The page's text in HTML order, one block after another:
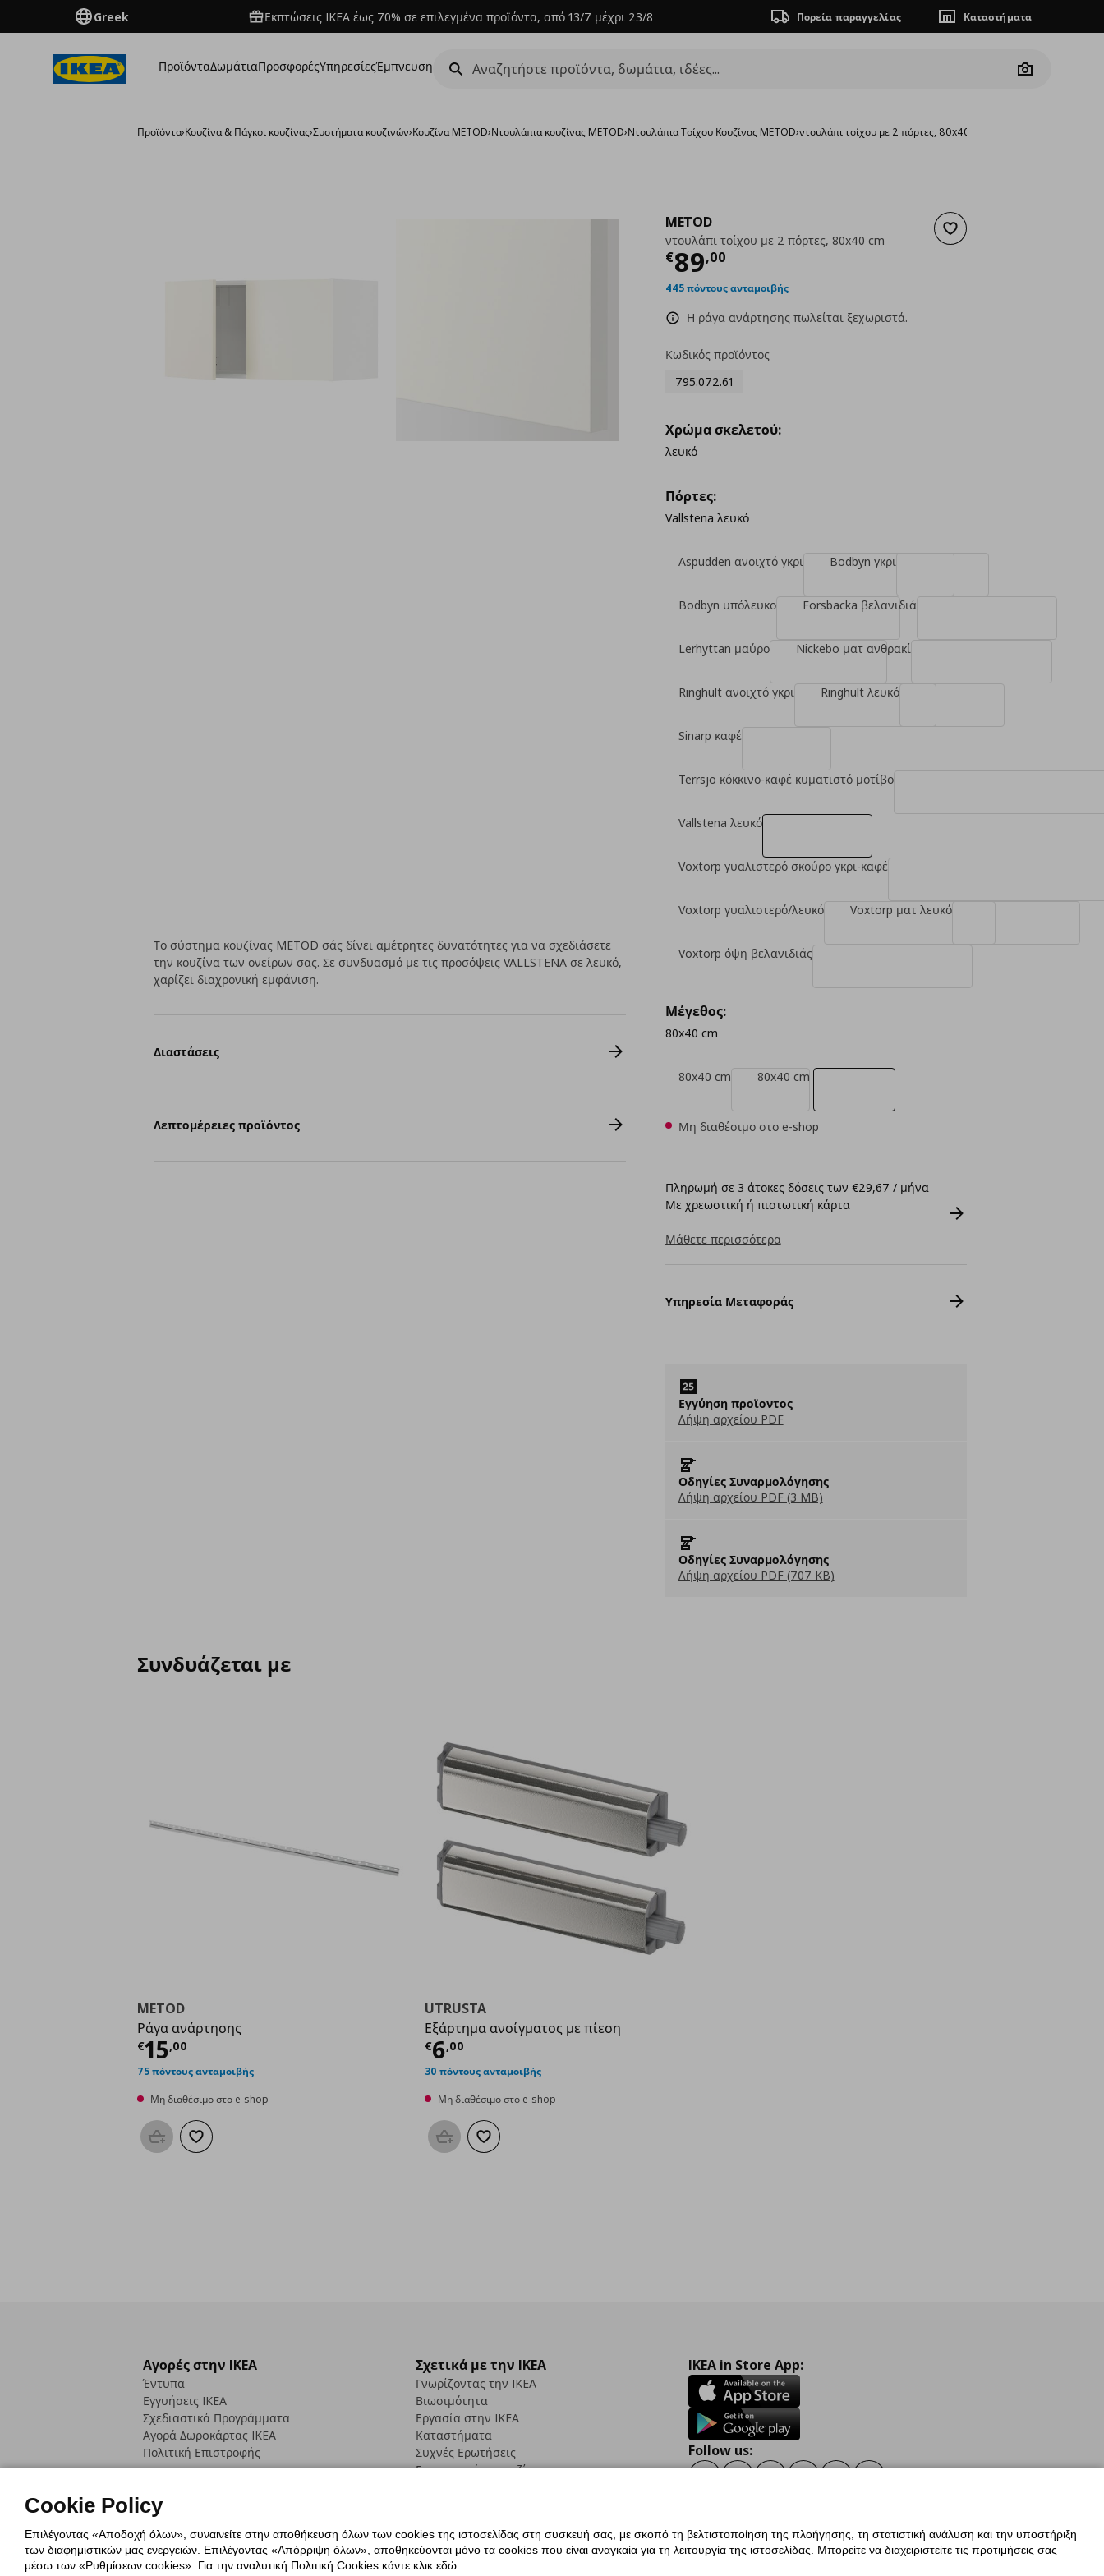
Greek Εκπτώσεις IKEA έως 70% σε επιλεγμένα προϊόντα, από 13/7 μέχρι 23/8 Πορεία παραγγελίας Καταστήματα
ΠροϊόνταΔωμάτιαΠροσφορέςΥπηρεσίεςΈμπνευση
Camera
Προϊόντα›Κουζίνα & Πάγκοι κουζίνας›Συστήματα κουζινών›Κουζίνα METOD›Ντουλάπια κουζίνας METOD›Ντουλάπια Τοίχου Κουζίνας METOD›ντουλάπι τοίχου με 2 πόρτες, 80x40 cm
Προσθήκη στα αγαπημένα
METOD
ντουλάπι τοίχου με 2 πόρτες, 80x40 cm
€89,00
Τρέχουσα τιμή
445 πόντους ανταμοιβής
Η ράγα ανάρτησης πωλείται ξεχωριστά.
Κωδικός προϊόντος
795.072.61
Χρώμα σκελετού:
λευκό
Πόρτες:
Vallstena λευκό
Aspudden ανοιχτό γκρι Bodbyn γκρι
Bodbyn υπόλευκο Forsbacka βελανιδιά
Lerhyttan μαύρο Nickebo ματ ανθρακί
Ringhult ανοιχτό γκρι Ringhult λευκό
Sinarp καφέ
Terrsjo κόκκινο-καφέ κυματιστό μοτίβο
Vallstena λευκό
Voxtorp γυαλιστερό σκούρο γκρι-καφέ
Voxtorp γυαλιστερό/λευκό Voxtorp ματ λευκό
Voxtorp όψη βελανιδιάς
Μέγεθος:
80x40 cm
80x40 cm 80x40 cm
Μη διαθέσιμο στο e-shop
Πληρωμή σε 3 άτοκες δόσεις των €29,67 / μήνα
Με χρεωστική ή πιστωτική κάρτα
Μάθετε περισσότερα
Υπηρεσία Μεταφοράς
Εγγύηση προϊοντος
Λήψη αρχείου PDF
Οδηγίες Συναρμολόγησης
Λήψη αρχείου PDF (3 MB)
Οδηγίες Συναρμολόγησης
Λήψη αρχείου PDF (707 KB)
Το σύστημα κουζίνας METOD σάς δίνει αμέτρητες δυνατότητες για να σχεδιάσετε
την κουζίνα των ονείρων σας. Σε συνδυασμό με τις προσόψεις VALLSTENA σε λευκό,
χαρίζει διαχρονική εμφάνιση.
Διαστάσεις
Λεπτομέρειες προϊόντος
Συνδυάζεται με
METOD
Ράγα ανάρτησης
€15,00
Τρέχουσα τιμή
75 πόντους ανταμοιβής
Μη διαθέσιμο στο e-shop
Προσθήκη στο καλάθι
Προσθήκη στα αγαπημένα
UTRUSTA
Εξάρτημα ανοίγματος με πίεση
€6,00
Τρέχουσα τιμή
30 πόντους ανταμοιβής
Μη διαθέσιμο στο e-shop
Προσθήκη στο καλάθι
Προσθήκη στα αγαπημένα
Αγορές στην IKEA
Έντυπα
Εγγυήσεις IKEA
Σχεδιαστικά Προγράμματα
Αγορά Δωρoκάρτας IKEA
Πολιτική Επιστροφής
Σχετικά με την IKEA
Γνωρίζοντας την IKEA
Βιωσιμότητα
Εργασία στην IKEA
Καταστήματα
Συχνές Ερωτήσεις
Επικοινωνήστε μαζί μας
IKEA in Store App:
Follow us:
Πολιτική Cookies Δήλωση ψηφιακής προσβασιμότητας
Γενική Πολιτική Προσωπικών Δεδομένων
Cookie Policy
Επιλέγοντας «Αποδοχή όλων», συναινείτε στην αποθήκευση όλων των cookies της ιστοσελίδας στη συσκευή σας, με σκοπό τη βελτιστοποίηση της πλοήγησης, τη στατιστική ανάλυση και την υποστήριξη
των διαφημιστικών μας ενεργειών. Επιλέγοντας «Απόρριψη όλων», αποθηκεύονται μόνο τα cookies που είναι αναγκαία για τη λειτουργία της ιστοσελίδας. Μπορείτε να διαχειριστείτε τις προτιμήσεις σας
μέσω των «Ρυθμίσεων cookies». Για την αναλυτική Πολιτική Cookies κάντε κλικ εδώ.